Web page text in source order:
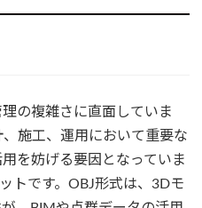
の複雑さに直面していま
施工、運用において重要な
を妨げる要因となっていま
トです。OBJ形式は、3Dモ